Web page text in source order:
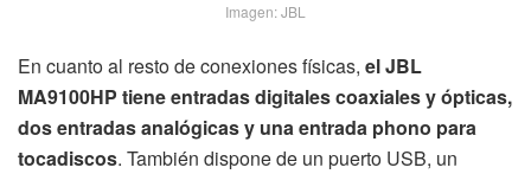
Imagen: JBL
En cuanto al resto de conexiones físicas, el JBL
MA9100HP tiene entradas digitales coaxiales y ópticas,
dos entradas analógicas y una entrada phono para
tocadiscos. También dispone de un puerto USB, un